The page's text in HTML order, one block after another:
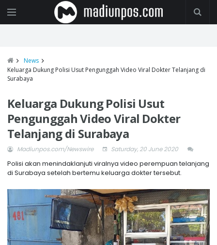
News
Keluarga Dukung Polisi Usut Pengunggah Video Viral Dokter Telanjang di
Surabaya
Keluarga Dukung Polisi Usut
Pengunggah Video Viral Dokter
Telanjang di Surabaya
Madiunpos.com/Newswire Saturday, 20 June 2020
Polisi akan menindaklanjuti viralnya video perempuan telanjang
di Surabaya setelah bertemu keluarga dokter tersebut.